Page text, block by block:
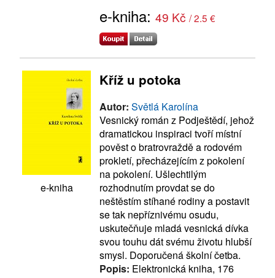
e-kniha: 49 Kč / 2.5 €
e-kniha
Kříž u potoka
Autor: Světlá Karolína
Vesnický román z Podještědí, jehož
dramatickou inspiraci tvoří místní
pověst o bratrovraždě a rodovém
prokletí, přecházejícím z pokolení
na pokolení. Ušlechtilým
rozhodnutím provdat se do
neštěstím stíhané rodiny a postavit
se tak nepříznivému osudu,
uskutečňuje mladá vesnická dívka
svou touhu dát svému životu hlubší
smysl. Doporučená školní četba.
Popis: Elektronická kniha, 176